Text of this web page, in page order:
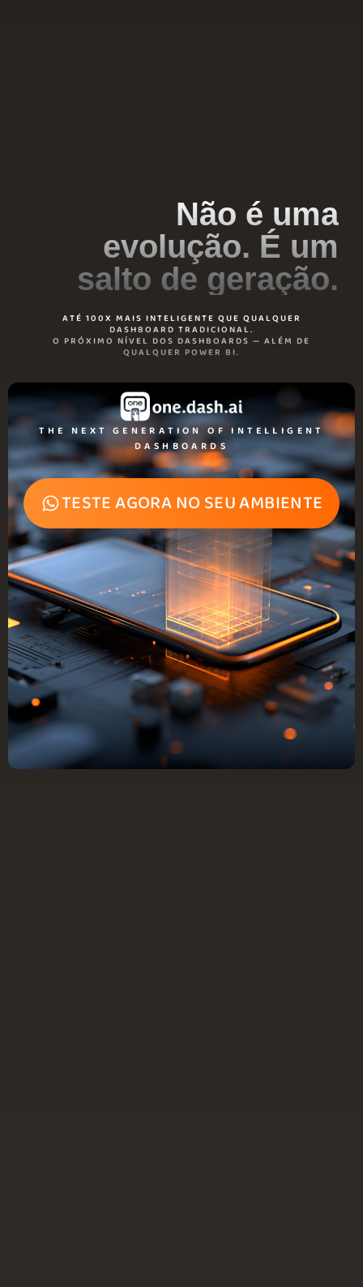
Não é uma
evolução. É um
salto de geração.
ATÉ 100X MAIS INTELIGENTE QUE QUALQUER
DASHBOARD TRADICIONAL.
O PRÓXIMO NÍVEL DOS DASHBOARDS — ALÉM DE
QUALQUER POWER BI.
THE NEXT GENERATION OF INTELLIGENT
DASHBOARDS
TESTE AGORA NO SEU AMBIENTE